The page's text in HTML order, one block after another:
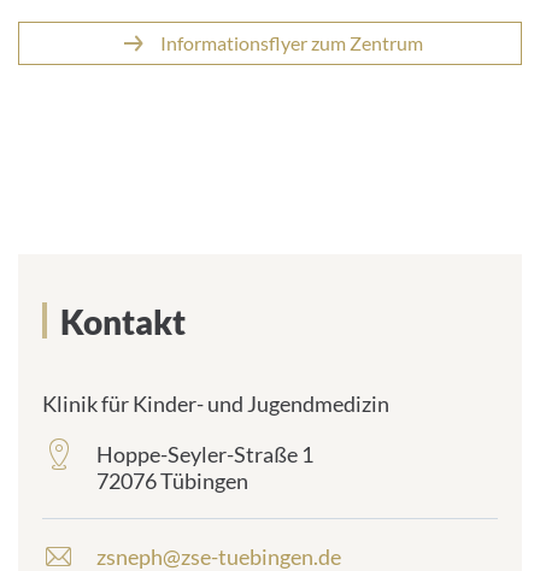
Informationsflyer zum Zentrum
Kontakt
Klinik für Kinder- und Jugendmedizin
frontend.sr-
only_#
Hoppe-Seyler-Straße 1
72076 Tübingen
E
zsneph@zse-tuebingen.de